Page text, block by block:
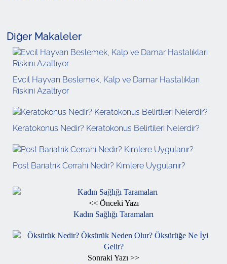
Diğer Makaleler
Evcil Hayvan Beslemek, Kalp ve Damar Hastalıkları
Riskini Azaltıyor
Keratokonus Nedir? Keratokonus Belirtileri Nelerdir?
Post Bariatrik Cerrahi Nedir? Kimlere Uygulanır?
<< Önceki Yazı
Kadın Sağlığı Taramaları
Sonraki Yazı >>